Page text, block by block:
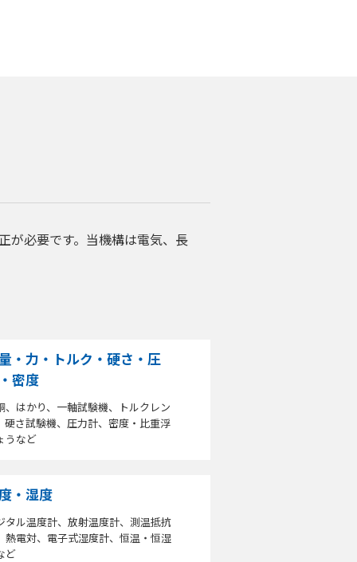
が必要です。当機構は電気、長
・力・トルク・硬さ・圧
密度
、はかり、一軸試験機、トルクレン
硬さ試験機、圧力計、密度・比重浮
うなど
・湿度
タル温度計、放射温度計、測温抵抗
熱電対、電子式湿度計、恒温・恒湿
ど